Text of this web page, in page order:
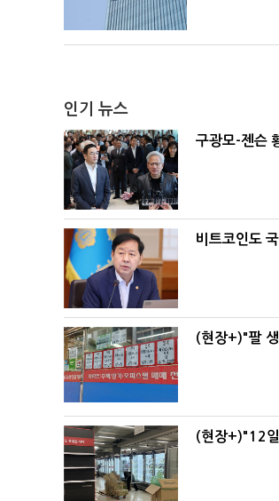
인기 뉴스
구광모-젠슨
비트코인도
(현장+)"팔
(현장+)"12일